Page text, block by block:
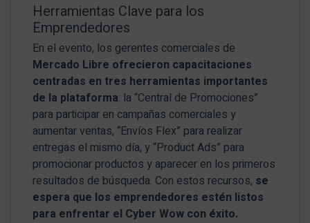
Herramientas Clave para los
Emprendedores
En el evento, los gerentes comerciales de
Mercado Libre ofrecieron capacitaciones
centradas en tres herramientas importantes
de la plataforma: la “Central de Promociones”
para participar en campañas comerciales y
aumentar ventas, “Envíos Flex” para realizar
entregas el mismo día, y “Product Ads” para
promocionar productos y aparecer en los primeros
resultados de búsqueda. Con estos recursos, se
espera que los emprendedores estén listos
para enfrentar el Cyber Wow con éxito.